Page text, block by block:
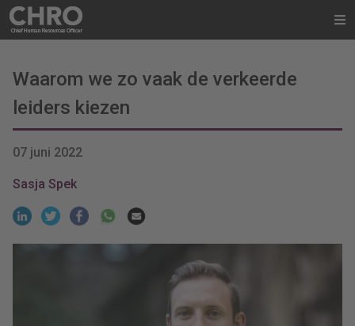
Waarom we zo vaak de verkeerde
leiders kiezen
07 juni 2022
Sasja Spek